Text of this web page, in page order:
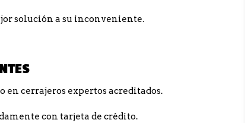
solución a su inconveniente.
en cerrajeros expertos acreditados.
con tarjeta de crédito.